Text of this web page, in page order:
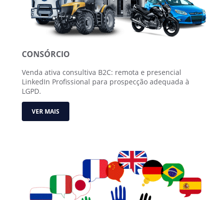
CONSÓRCIO
Venda ativa consultiva B2C: remota e presencial
LinkedIn Profissional para prospecção adequada à
LGPD.
VER MAIS